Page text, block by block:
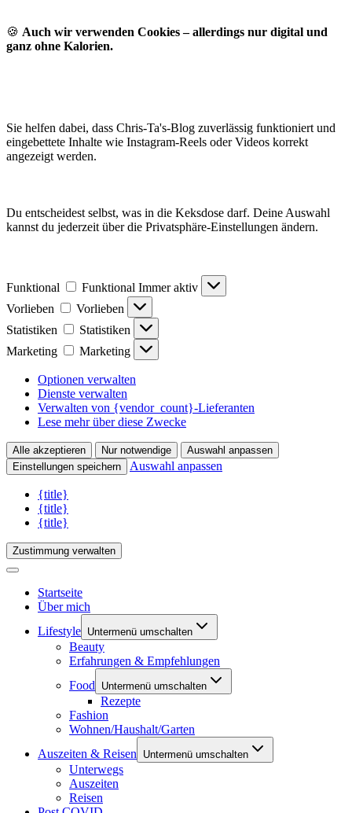
🍪 Auch wir verwenden Cookies – allerdings nur digital und
ganz ohne Kalorien.
Sie helfen dabei, dass Chris-Ta's-Blog zuverlässig funktioniert und
eingebettete Inhalte wie Instagram-Reels oder Videos korrekt
angezeigt werden.
Du entscheidest selbst, was in die Keksdose darf. Deine Auswahl
kannst du jederzeit über die Privatsphäre-Einstellungen ändern.
Funktional Funktional Immer aktiv
Vorlieben
Vorlieben
Statistiken
Statistiken
Marketing
Marketing
Optionen verwalten
Dienste verwalten
Verwalten von {vendor_count}-Lieferanten
Lese mehr über diese Zwecke
Alle akzeptieren Nur notwendige
Auswahl anpassen
Einstellungen speichern
Auswahl anpassen
{title}
{title}
{title}
Zustimmung verwalten
Startseite
Über mich
Lifestyle Untermenü umschalten
Beauty
Erfahrungen & Empfehlungen
Food
Untermenü umschalten
Rezepte
Fashion
Wohnen/Haushalt/Garten
Auszeiten & Reisen
Untermenü umschalten
Unterwegs
Auszeiten
Reisen